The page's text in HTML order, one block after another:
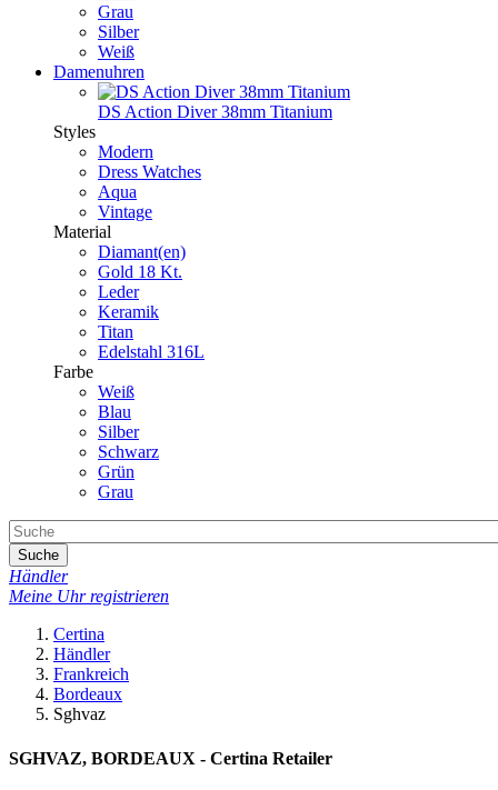
Grau
Silber
Weiß
Damenuhren
DS Action Diver 38mm Titanium
Styles
Modern
Dress Watches
Aqua
Vintage
Material
Diamant(en)
Gold 18 Kt.
Leder
Keramik
Titan
Edelstahl 316L
Farbe
Weiß
Blau
Silber
Schwarz
Grün
Grau
Suche
Händler
Meine Uhr registrieren
Certina
Händler
Frankreich
Bordeaux
Sghvaz
SGHVAZ, BORDEAUX - Certina Retailer